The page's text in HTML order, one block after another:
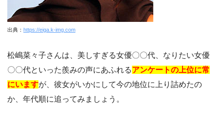
出典： https://eiga.k-img.com
松嶋菜々子さんは、美しすぎる女優〇〇代、なりたい女優
〇〇代といった羨みの声にあふれるアンケートの上位に常
にいますが、彼女がいかにして今の地位に上り詰めたの
か、年代順に追ってみましょう。